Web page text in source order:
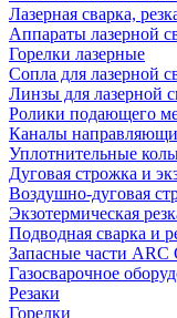
Лазерная сварка,
Аппараты лазерной
Горелки лазерные
Сопла для лазерной
Линзы для лазерной
Ролики подающего
Каналы
Уплотнительные
Дуговая строжка и
Воздушно-дуговая
Экзотермическая
Подводная сварка и
Запасные части
Газосварочное
Резаки
Горелки